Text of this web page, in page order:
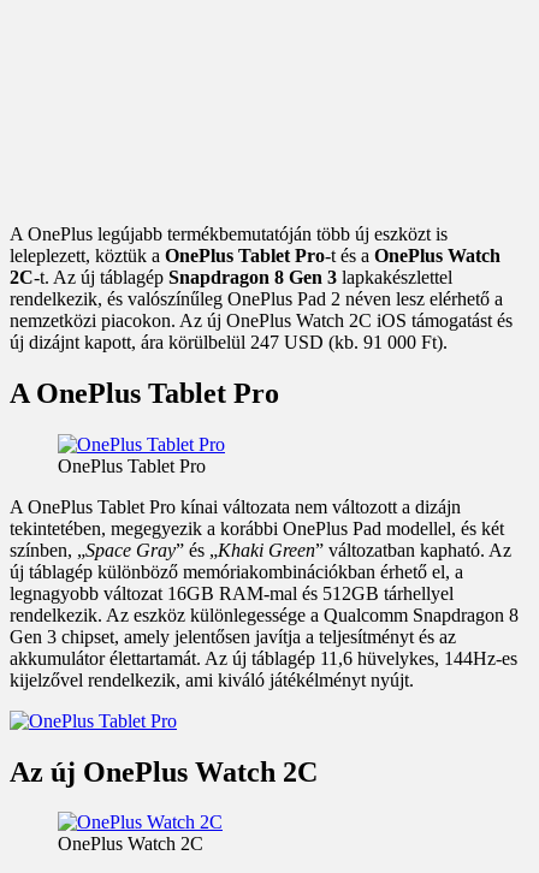
A OnePlus legújabb termékbemutatóján több új eszközt is
leleplezett, köztük a OnePlus Tablet Pro-t és a OnePlus Watch
2C-t. Az új táblagép Snapdragon 8 Gen 3 lapkakészlettel
rendelkezik, és valószínűleg OnePlus Pad 2 néven lesz elérhető a
nemzetközi piacokon. Az új OnePlus Watch 2C iOS támogatást és
új dizájnt kapott, ára körülbelül 247 USD (kb. 91 000 Ft).
A OnePlus Tablet Pro
OnePlus Tablet Pro
A OnePlus Tablet Pro kínai változata nem változott a dizájn
tekintetében, megegyezik a korábbi OnePlus Pad modellel, és két
színben, „Space Gray” és „Khaki Green” változatban kapható. Az
új táblagép különböző memóriakombinációkban érhető el, a
legnagyobb változat 16GB RAM-mal és 512GB tárhellyel
rendelkezik. Az eszköz különlegessége a Qualcomm Snapdragon 8
Gen 3 chipset, amely jelentősen javítja a teljesítményt és az
akkumulátor élettartamát. Az új táblagép 11,6 hüvelykes, 144Hz-es
kijelzővel rendelkezik, ami kiváló játékélményt nyújt.
Az új OnePlus Watch 2C
OnePlus Watch 2C